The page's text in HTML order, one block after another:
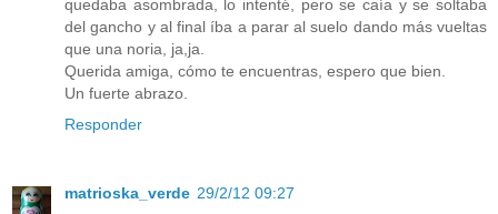
quedaba asombrada, lo intenté, pero se caía y se soltaba
del gancho y al final íba a parar al suelo dando más vueltas
que una noria, ja,ja.
Querida amiga, cómo te encuentras, espero que bien.
Un fuerte abrazo.
Responder
matrioska_verde 29/2/12 09:27